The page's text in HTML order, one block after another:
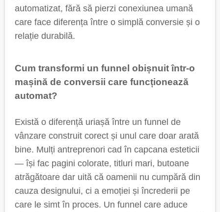
automatizat, fără să pierzi conexiunea umană
care face diferența între o simplă conversie și o
relație durabilă.
Cum transformi un funnel obișnuit într-o
mașină de conversii care funcționează
automat?
Există o diferență uriașă între un funnel de
vânzare construit corect și unul care doar arată
bine. Mulți antreprenori cad în capcana esteticii
— își fac pagini colorate, titluri mari, butoane
atrăgătoare dar uită că oamenii nu cumpără din
cauza designului, ci a emoției și încrederii pe
care le simt în proces. Un funnel care aduce